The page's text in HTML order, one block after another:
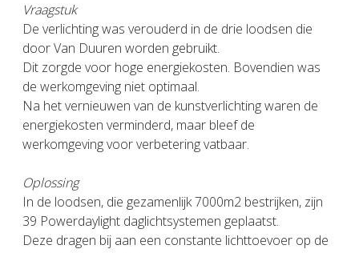
Vraagstuk
De verlichting was verouderd in de drie loodsen die
door Van Duuren worden gebruikt.
Dit zorgde voor hoge energiekosten. Bovendien was
de werkomgeving niet optimaal.
Na het vernieuwen van de kunstverlichting waren de
energiekosten verminderd, maar bleef de
werkomgeving voor verbetering vatbaar.
Oplossing
In de loodsen, die gezamenlijk 7000m2 bestrijken, zijn
39 Powerdaylight daglichtsystemen geplaatst.
Deze dragen bij aan een constante lichttoevoer op de